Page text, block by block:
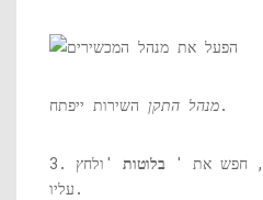
מנהל התקןהשירות ייפתח.
חפש את ' בלוטות 'ולחץ
עליו.